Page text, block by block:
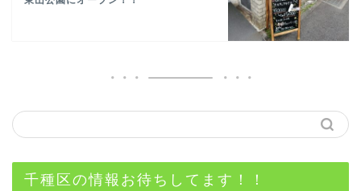
千種区の情報お待ちしてます！！